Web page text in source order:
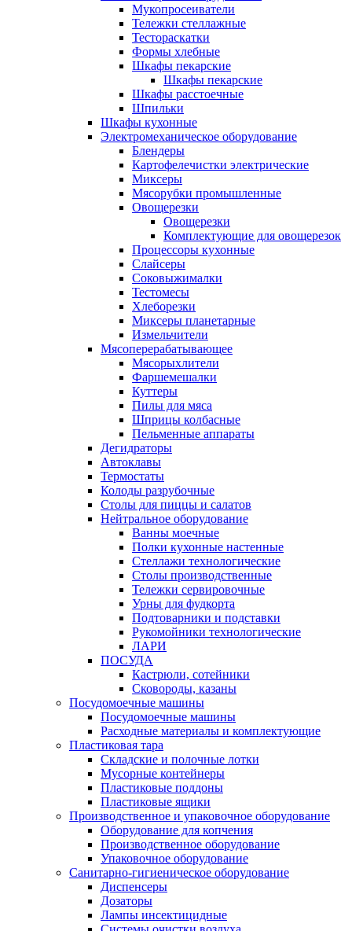
Мукопросеиватели
Тележки стеллажные
Тестораскатки
Формы хлебные
Шкафы пекарские
Шкафы пекарские
Шкафы расстоечные
Шпильки
Шкафы кухонные
Электромеханическое оборудование
Блендеры
Картофелечистки электрические
Миксеры
Мясорубки промышленные
Овощерезки
Овощерезки
Комплектующие для овощерезок
Процессоры кухонные
Слайсеры
Соковыжималки
Тестомесы
Хлеборезки
Миксеры планетарные
Измельчители
Мясоперерабатывающее
Мясорыхлители
Фаршемешалки
Куттеры
Пилы для мяса
Шприцы колбасные
Пельменные аппараты
Дегидраторы
Автоклавы
Термостаты
Колоды разрубочные
Столы для пиццы и салатов
Нейтральное оборудование
Ванны моечные
Полки кухонные настенные
Стеллажи технологические
Столы производственные
Тележки сервировочные
Урны для фудкорта
Подтоварники и подставки
Рукомойники технологические
ЛАРИ
ПОСУДА
Кастрюли, сотейники
Сковороды, казаны
Посудомоечные машины
Посудомоечные машины
Расходные материалы и комплектующие
Пластиковая тара
Складские и полочные лотки
Мусорные контейнеры
Пластиковые поддоны
Пластиковые ящики
Производственное и упаковочное оборудование
Оборудование для копчения
Производственное оборудование
Упаковочное оборудование
Санитарно-гигиеническое оборудование
Диспенсеры
Дозаторы
Лампы инсектицидные